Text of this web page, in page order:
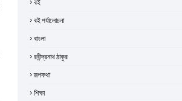
বই
বই পর্যালোচনা
বাংলা
রবীন্দ্রনাথ ঠাকুর
রূপকথা
শিক্ষা